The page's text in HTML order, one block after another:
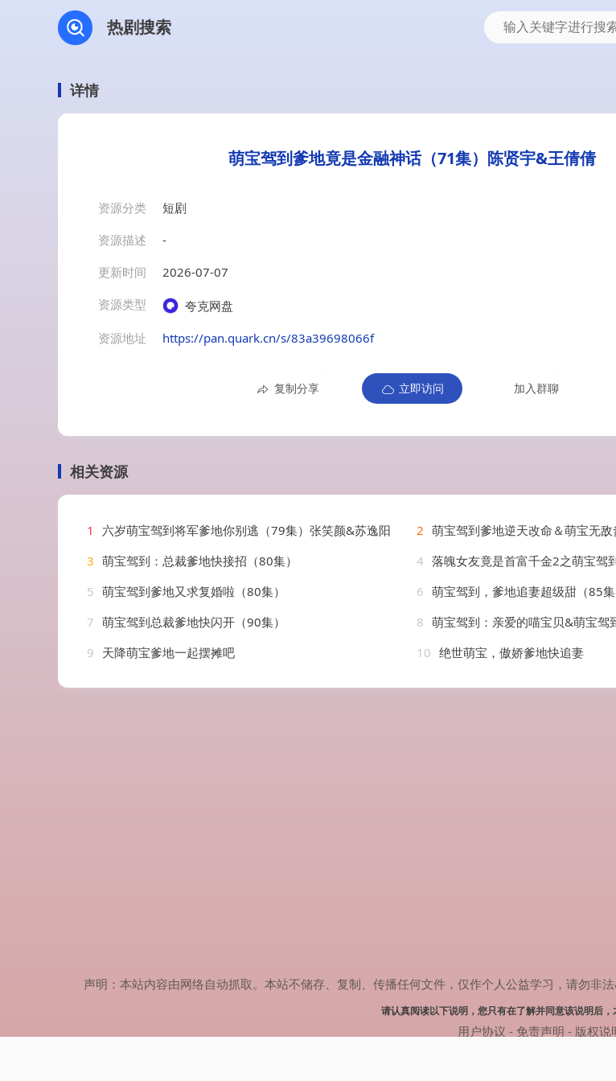
热剧搜索
详情
萌宝驾到爹地竟是金融神话（71集）陈贤宇&王倩倩
资源分类
短剧
资源描述
-
更新时间
2026-07-07
资源类型
夸克网盘
资源地址
https://pan.quark.cn/s/83a39698066f
复制分享 立即访问 加入群聊
相关资源
1 六岁萌宝驾到将军爹地你别逃（79集）张笑颜&苏逸阳 2 萌宝驾到爹地逆天改命＆萌宝无敌爹地
3 萌宝驾到：总裁爹地快接招（80集） 4 落魄女友竟是首富千金2之萌宝驾
5 萌宝驾到爹地又求复婚啦（80集） 6 萌宝驾到，爹地追妻超级甜（85集
7 萌宝驾到总裁爹地快闪开（90集） 8 萌宝驾到：亲爱的喵宝贝&萌宝驾到亲爱
9 天降萌宝爹地一起摆摊吧 10 绝世萌宝，傲娇爹地快追妻
声明：本站内容由网络自动抓取。本站不储存、复制、传播任何文件，仅作个人公益学习，请勿
请认真阅读以下说明，您只有在了解并同意该说明后，
用户协议 - 免责声明 - 版权说